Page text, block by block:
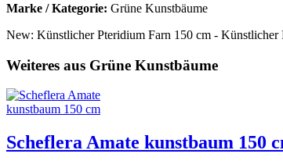
Marke / Kategorie: Grüne Kunstbäume
New: Künstlicher Pteridium Farn 150 cm -
Weiteres aus Grüne Kunstbäume
Scheflera Amate kunstbaum 150